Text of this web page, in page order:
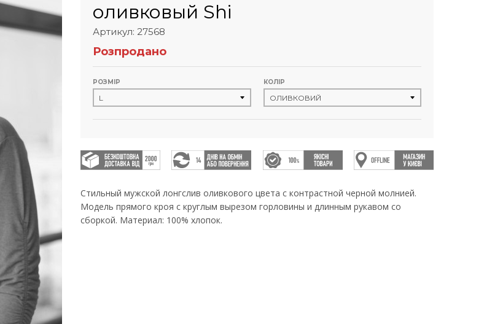
оливковый Shi
Артикул: 27568
Розпродано
РОЗМІР КОЛІР
Стильный мужской лонгслив оливкового цвета с контрастной черной молнией.
Модель прямого кроя с круглым вырезом горловины и длинным рукавом со
сборкой. Материал: 100% хлопок.